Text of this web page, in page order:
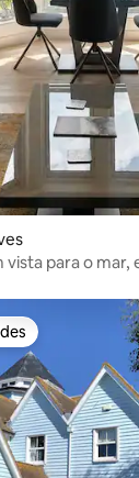
vista para o